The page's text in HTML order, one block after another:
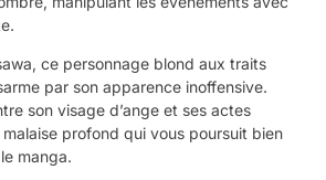
ce personnage blond aux traits
par son apparence inoffensive.
son visage d’ange et ses actes
profond qui vous poursuit bien
manga.